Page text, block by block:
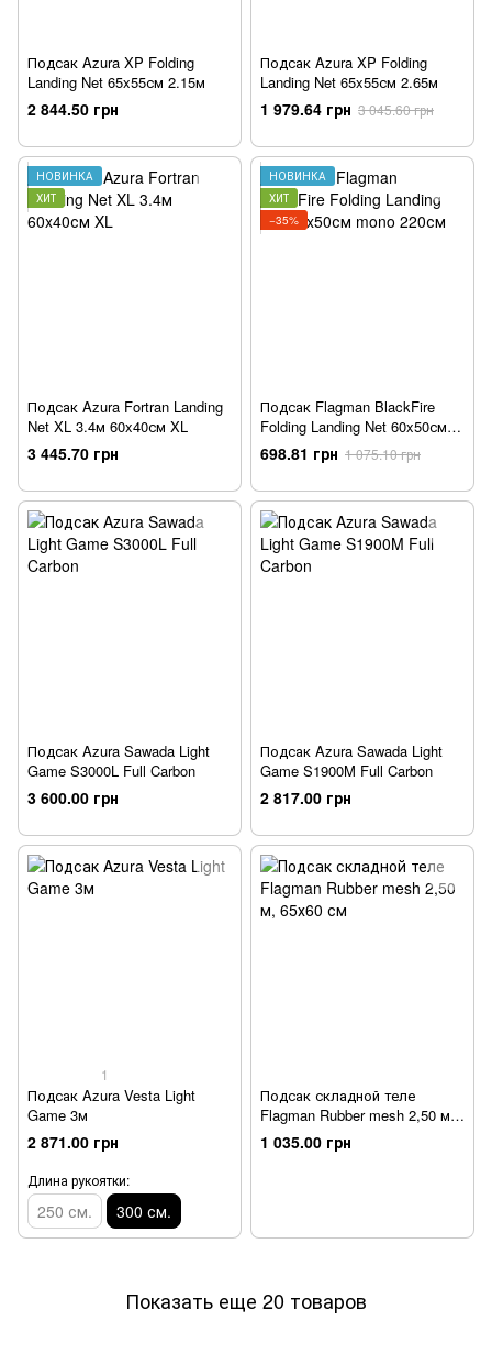
Подсак Azura XP Folding
Landing Net 65x55см 2.15м
2 844.50 грн
Подсак Azura XP Folding
Landing Net 65x55см 2.65м
1 979.64 грн 3 045.60 грн
НОВИНКА
ХИТ
Подсак Azura Fortran Landing
Net XL 3.4м 60x40см XL
3 445.70 грн
НОВИНКА
ХИТ
−35%
Подсак Flagman BlackFire
Folding Landing Net 60x50см
mono 220см
698.81 грн 1 075.10 грн
Подсак Azura Sawada Light
Game S3000L Full Carbon
3 600.00 грн
Подсак Azura Sawada Light
Game S1900M Full Carbon
2 817.00 грн
1
Подсак Azura Vesta Light
Game 3м
2 871.00 грн
Длина рукоятки:
250 см. 300 см.
Подсак складной теле
Flagman Rubber mesh 2,50 м,
65х60 см
1 035.00 грн
Показать еще 20 товаров